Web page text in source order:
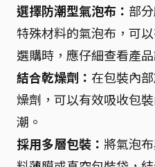
選擇防潮型氣泡布： 部
特殊材料的氣泡布，可
選購時，應仔細查看產
結合乾燥劑： 在包裝內
燥劑，可以有效吸收包
潮。
採用多層包裝： 將氣泡